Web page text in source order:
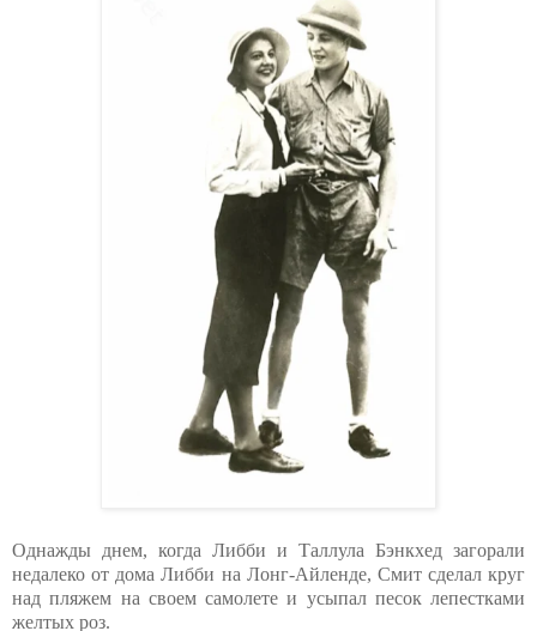
Однажды днем, когда Либби и Таллула Бэнкхед загорали
недалеко от дома Либби на Лонг-Айленде, Смит сделал круг
над пляжем на своем самолете и усыпал песок лепестками
желтых роз.